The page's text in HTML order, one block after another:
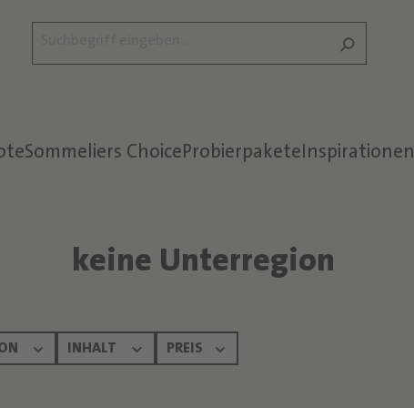
Sommeliers ChoiceProbierpaketeInspirationen
keine Unterregion
INHALT PREIS